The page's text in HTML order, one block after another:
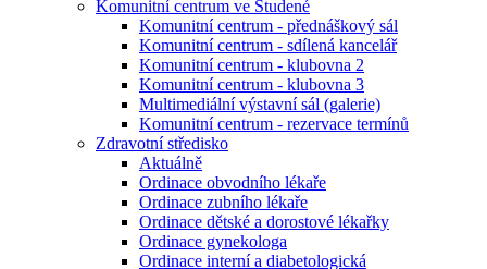
Komunitní centrum ve Studené
Komunitní centrum - přednáškový sál
Komunitní centrum - sdílená kancelář
Komunitní centrum - klubovna 2
Komunitní centrum - klubovna 3
Multimediální výstavní sál (galerie)
Komunitní centrum - rezervace termínů
Zdravotní středisko
Aktuálně
Ordinace obvodního lékaře
Ordinace zubního lékaře
Ordinace dětské a dorostové lékařky
Ordinace gynekologa
Ordinace interní a diabetologická